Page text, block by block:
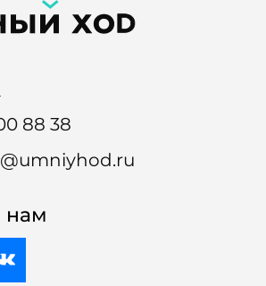
88 38
нам